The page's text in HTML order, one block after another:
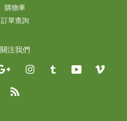
購物車
訂單查詢
關注我們
Google InstagramTumblr YouTube